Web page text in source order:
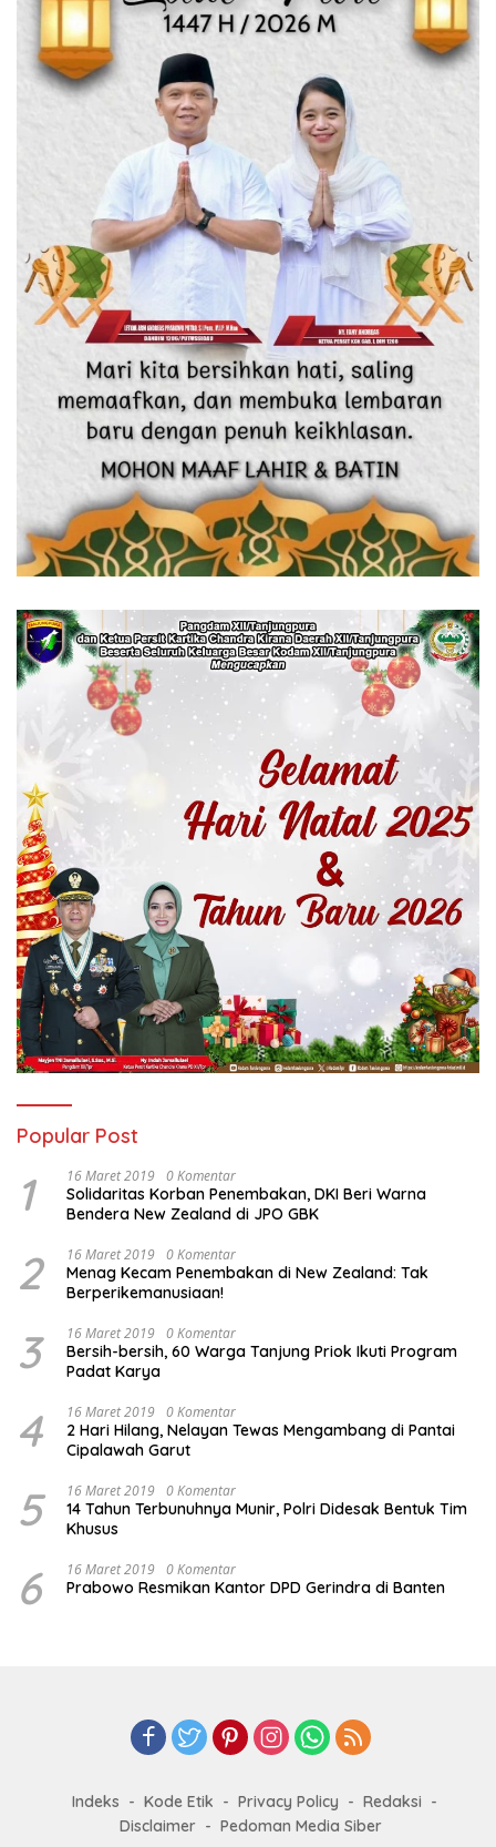
Popular Post
1 16 Maret 2019 0 Komentar
Solidaritas Korban Penembakan, DKI Beri Warna
Bendera New Zealand di JPO GBK
2 16 Maret 2019 0 Komentar
Menag Kecam Penembakan di New Zealand: Tak
Berperikemanusiaan!
3 16 Maret 2019 0 Komentar
Bersih-bersih, 60 Warga Tanjung Priok Ikuti Program
Padat Karya
4 16 Maret 2019 0 Komentar
2 Hari Hilang, Nelayan Tewas Mengambang di Pantai
Cipalawah Garut
5 16 Maret 2019 0 Komentar
14 Tahun Terbunuhnya Munir, Polri Didesak Bentuk Tim
Khusus
6 16 Maret 2019 0 Komentar
Prabowo Resmikan Kantor DPD Gerindra di Banten
Indeks Kode Etik Privacy Policy
Redaksi
Disclaimer
Pedoman Media Siber